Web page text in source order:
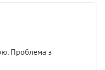
Проблема з